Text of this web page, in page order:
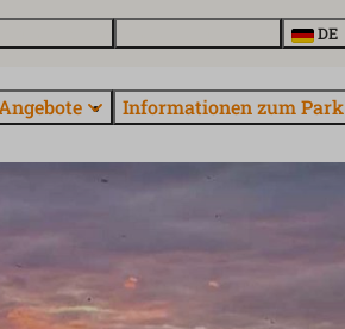
DE
Informationen zum Park